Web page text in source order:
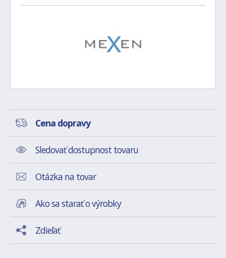
Cena dopravy
Sledovať dostupnost tovaru
Otázka na tovar
Ako sa starať o výrobky
Zdieľať